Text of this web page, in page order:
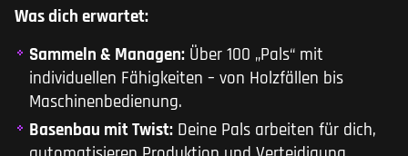
Was dich erwartet:
Sammeln & Managen: Über 100 „Pals“ mit
individuellen Fähigkeiten – von Holzfällen bis
Maschinenbedienung.
Basenbau mit Twist: Deine Pals arbeiten für dich,